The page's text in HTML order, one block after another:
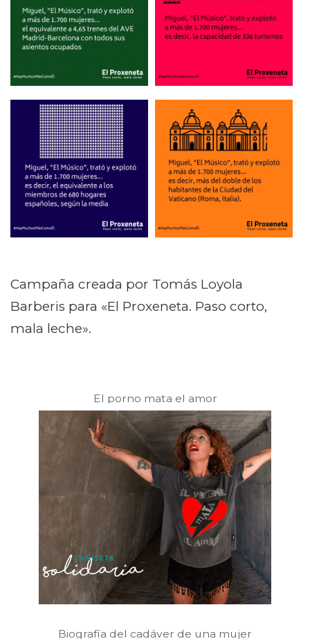
Campaña creada por Tomás Loyola
Barberis para «El Proxeneta. Paso corto,
mala leche».
El porno mata el amor
Biografía del cadáver de una mujer